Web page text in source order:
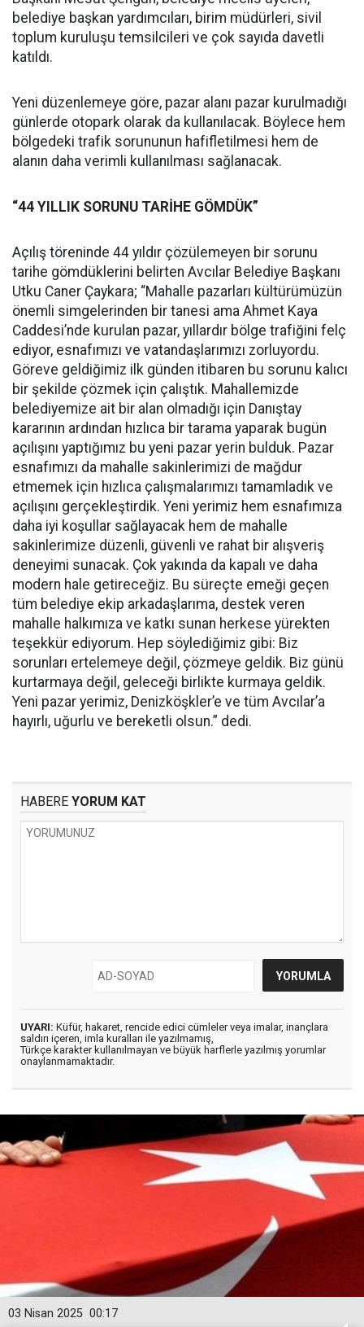
belediye başkan yardımcıları, birim müdürleri, sivil
toplum kuruluşu temsilcileri ve çok sayıda davetli
katıldı.
Yeni düzenlemeye göre, pazar alanı pazar kurulmadığı
günlerde otopark olarak da kullanılacak. Böylece hem
bölgedeki trafik sorununun hafifletilmesi hem de
alanın daha verimli kullanılması sağlanacak.
“44 YILLIK SORUNU TARİHE GÖMDÜK”
Açılış töreninde 44 yıldır çözülemeyen bir sorunu
tarihe gömdüklerini belirten Avcılar Belediye Başkanı
Utku Caner Çaykara; “Mahalle pazarları kültürümüzün
önemli simgelerinden bir tanesi ama Ahmet Kaya
Caddesi’nde kurulan pazar, yıllardır bölge trafiğini felç
ediyor, esnafımızı ve vatandaşlarımızı zorluyordu.
Göreve geldiğimiz ilk günden itibaren bu sorunu kalıcı
bir şekilde çözmek için çalıştık. Mahallemizde
belediyemize ait bir alan olmadığı için Danıştay
kararının ardından hızlıca bir tarama yaparak bugün
açılışını yaptığımız bu yeni pazar yerin bulduk. Pazar
esnafımızı da mahalle sakinlerimizi de mağdur
etmemek için hızlıca çalışmalarımızı tamamladık ve
açılışını gerçekleştirdik. Yeni yerimiz hem esnafımıza
daha iyi koşullar sağlayacak hem de mahalle
sakinlerimize düzenli, güvenli ve rahat bir alışveriş
deneyimi sunacak. Çok yakında da kapalı ve daha
modern hale getireceğiz. Bu süreçte emeği geçen
tüm belediye ekip arkadaşlarıma, destek veren
mahalle halkımıza ve katkı sunan herkese yürekten
teşekkür ediyorum. Hep söylediğimiz gibi: Biz
sorunları ertelemeye değil, çözmeye geldik. Biz günü
kurtarmaya değil, geleceği birlikte kurmaya geldik.
Yeni pazar yerimiz, Denizköşkler’e ve tüm Avcılar’a
hayırlı, uğurlu ve bereketli olsun.” dedi.
HABERE YORUM KAT
UYARI: Küfür, hakaret, rencide edici cümleler veya imalar, inançlara
saldırı içeren, imla kuralları ile yazılmamış,
Türkçe karakter kullanılmayan ve büyük harflerle yazılmış yorumlar
onaylanmamaktadır.
00:17
03 Nisan 2025